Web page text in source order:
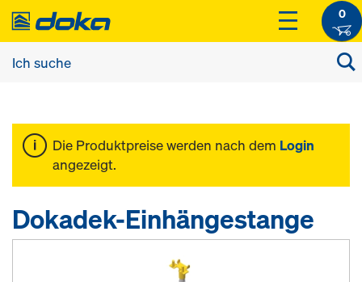
0
Die Produktpreise werden nach dem Login
angezeigt.
Dokadek-Einhängestange